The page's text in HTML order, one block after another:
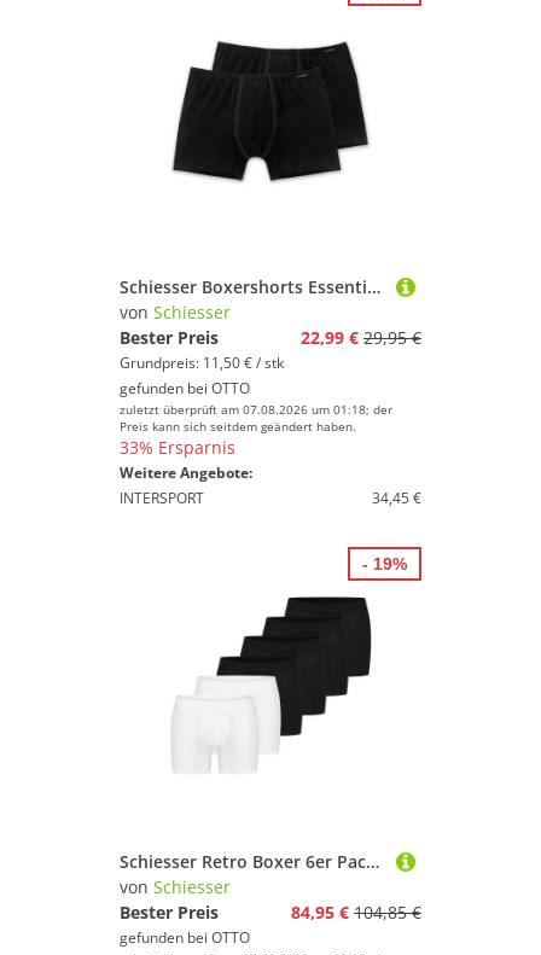
Schiesser Boxershorts Essentials (2er Pack) mit angenehm weichem Bund
von Schiesser
Bester Preis
22,99 € 29,95 €
Grundpreis: 11,50 € / stk
gefunden bei OTTO
zuletzt überprüft am 07.08.2026 um 01:18; der
Preis kann sich seitdem geändert haben.
33% Ersparnis
Weitere Angebote:
INTERSPORT
34,45 €
Schiesser Retro Boxer 6er Pack Cotton Essentials Authentic (Spar-Set, 6-St) Retro Short / Pant - Baumwolle - mit Eingriff - Atmungsaktiv
von Schiesser
Bester Preis
84,95 € 104,85 €
gefunden bei OTTO
- 19%